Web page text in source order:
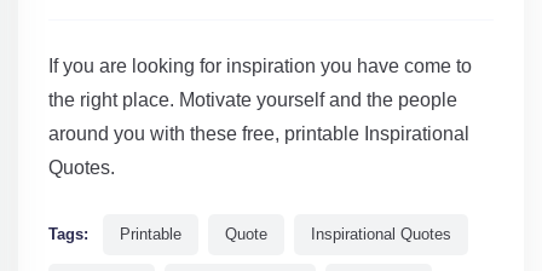
If you are looking for inspiration you have come to
the right place. Motivate yourself and the people
around you with these free, printable Inspirational
Quotes.
Tags: Printable Quote Inspirational Quotes